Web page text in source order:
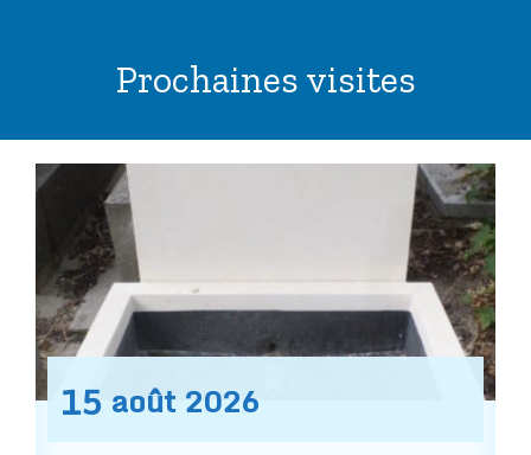
Prochaines visites
15 août 2026